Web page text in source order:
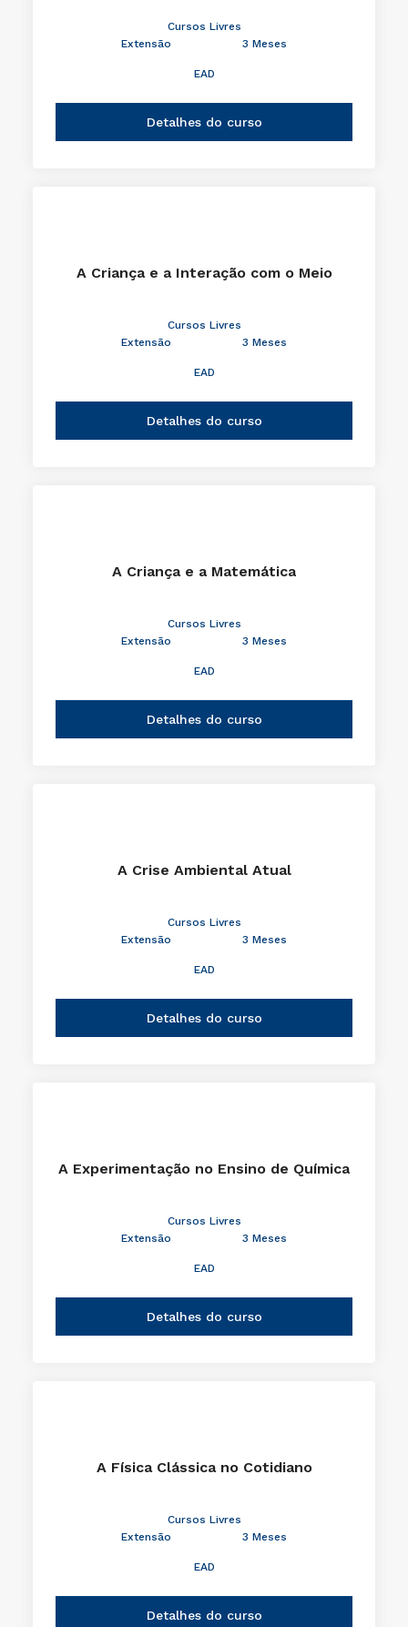
Cursos Livres
Extensão
3 Meses
EAD
Detalhes do curso
A Criança e a Interação com o Meio
Cursos Livres
Extensão
3 Meses
EAD
Detalhes do curso
A Criança e a Matemática
Cursos Livres
Extensão
3 Meses
EAD
Detalhes do curso
A Crise Ambiental Atual
Cursos Livres
Extensão
3 Meses
EAD
Detalhes do curso
A Experimentação no Ensino de Química
Cursos Livres
Extensão
3 Meses
EAD
Detalhes do curso
A Física Clássica no Cotidiano
Cursos Livres
Extensão
3 Meses
EAD
Detalhes do curso